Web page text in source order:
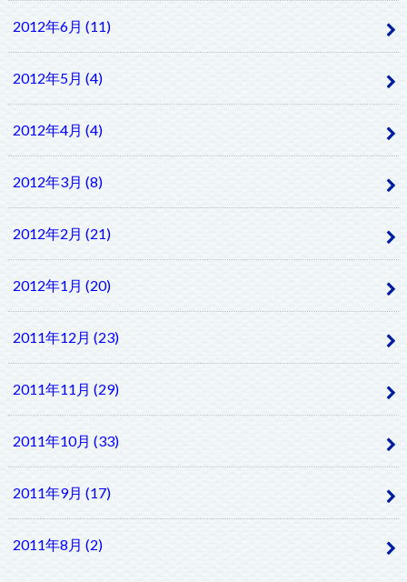
2012年6月 (11)
2012年5月 (4)
2012年4月 (4)
2012年3月 (8)
2012年2月 (21)
2012年1月 (20)
2011年12月 (23)
2011年11月 (29)
2011年10月 (33)
2011年9月 (17)
2011年8月 (2)